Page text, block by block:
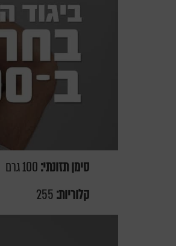
סימן תזונתי:100 גרם
קלוריות: